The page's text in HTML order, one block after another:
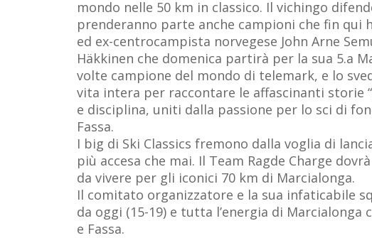
mondo nelle 50 km in classico. Il vichingo
prenderanno parte anche campioni che fin qui
ed ex-centrocampista norvegese John Arne
Häkkinen che domenica partirà per la sua 5.a
volte campione del mondo di telemark, e lo
vita intera per raccontare le affascinanti
e disciplina, uniti dalla passione per lo sci di
Fassa.
I big di Ski Classics fremono dalla voglia di
più accesa che mai. Il Team Ragde Charge
da vivere per gli iconici 70 km di Marcialonga.
Il comitato organizzatore e la sua infaticabile
da oggi (15-19) e tutta l’energia di
e Fassa.